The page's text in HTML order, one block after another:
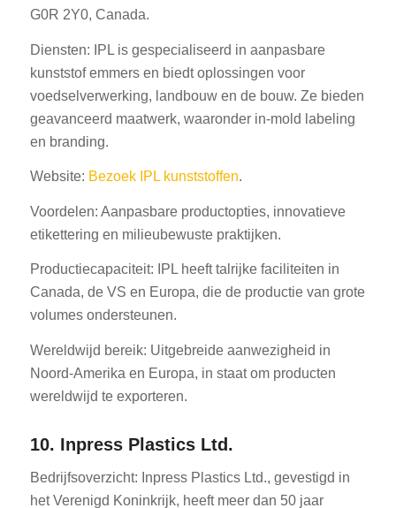
G0R 2Y0, Canada.
Diensten: IPL is gespecialiseerd in aanpasbare
kunststof emmers en biedt oplossingen voor
voedselverwerking, landbouw en de bouw. Ze bieden
geavanceerd maatwerk, waaronder in-mold labeling
en branding.
Website: Bezoek IPL kunststoffen.
Voordelen: Aanpasbare productopties, innovatieve
etikettering en milieubewuste praktijken.
Productiecapaciteit: IPL heeft talrijke faciliteiten in
Canada, de VS en Europa, die de productie van grote
volumes ondersteunen.
Wereldwijd bereik: Uitgebreide aanwezigheid in
Noord-Amerika en Europa, in staat om producten
wereldwijd te exporteren.
10. Inpress Plastics Ltd.
Bedrijfsoverzicht: Inpress Plastics Ltd., gevestigd in
het Verenigd Koninkrijk, heeft meer dan 50 jaar